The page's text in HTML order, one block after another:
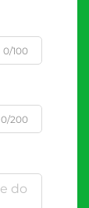
0/100
0/200